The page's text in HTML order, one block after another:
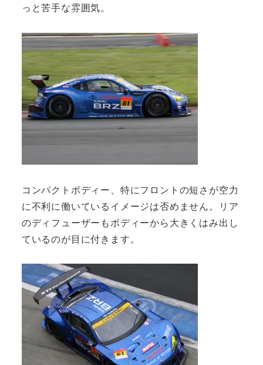
っと苦手な雰囲気。
コンパクトボディー、特にフロントの短さが空力
に不利に働いているイメージは否めません。リア
のディフューザーもボディーから大きくはみ出し
ているのが目に付きます。